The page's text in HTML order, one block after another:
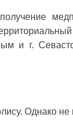
и г.
Однако не